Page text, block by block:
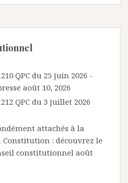
QPC du 25 juin 2026 -
août 10, 2026
QPC du 3 juillet 2026
attachés à la
: découvrez le
constitutionnel août